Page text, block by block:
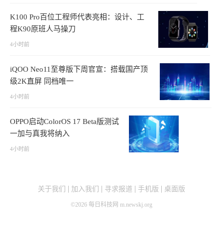
K100 Pro百位工程师代表亮相：设计、工
程K90原班人马操刀
4小时前
iQOO Neo11至尊版下周官宣：搭载国产顶
级2K直屏 同档唯一
4小时前
OPPO启动ColorOS 17 Beta版测试
一加与真我将纳入
4小时前
关于我们 加入我们 寻求报道 手机版 桌面版
©2026 每日科技网 m.newskj.org